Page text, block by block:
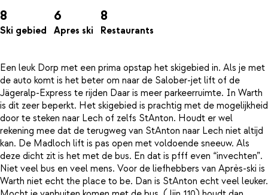
8
Ski gebied
6
Apres ski
8
Restaurants
Een leuk Dorp met een prima opstap het skigebied in. Als je met
de auto komt is het beter om naar de Salober-jet lift of de
Jägeralp-Express te rijden Daar is meer parkeerruimte. In Warth
is dit zeer beperkt. Het skigebied is prachtig met de mogelijkheid
door te steken naar Lech of zelfs StAnton. Houdt er wel
rekening mee dat de terugweg van StAnton naar Lech niet altijd
kan. De Madloch lift is pas open met voldoende sneeuw. Als
deze dicht zit is het met de bus. En dat is pfff even “invechten”.
Niet veel bus en veel mens. Voor de liefhebbers van Après-ski is
Warth niet echt the place to be. Dan is StAnton echt veel leuker.